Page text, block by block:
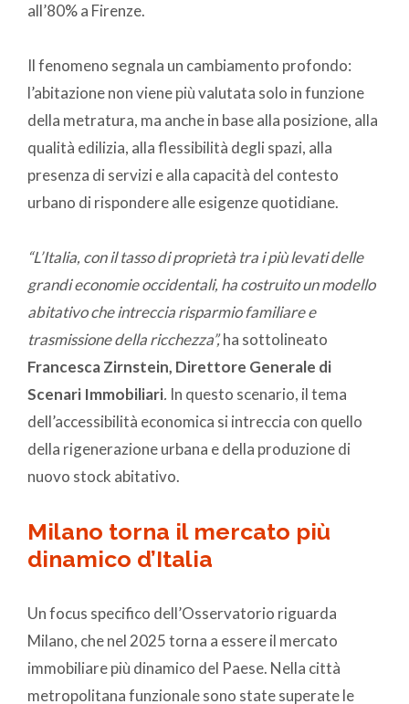
all’80% a Firenze.
Il fenomeno segnala un cambiamento profondo:
l’abitazione non viene più valutata solo in funzione
della metratura, ma anche in base alla posizione, alla
qualità edilizia, alla flessibilità degli spazi, alla
presenza di servizi e alla capacità del contesto
urbano di rispondere alle esigenze quotidiane.
“L’Italia, con il tasso di proprietà tra i più levati delle
grandi economie occidentali, ha costruito un modello
abitativo che intreccia risparmio familiare e
trasmissione della ricchezza”,ha sottolineato
Francesca Zirnstein, Direttore Generale di
Scenari Immobiliari. In questo scenario, il tema
dell’accessibilità economica si intreccia con quello
della rigenerazione urbana e della produzione di
nuovo stock abitativo.
Milano torna il mercato più
dinamico d’Italia
Un focus specifico dell’Osservatorio riguarda
Milano, che nel 2025 torna a essere il mercato
immobiliare più dinamico del Paese. Nella città
metropolitana funzionale sono state superate le